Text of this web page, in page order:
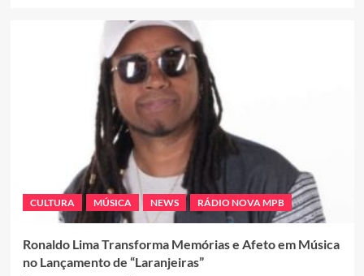
CULTURA MÚSICA NEWS RÁDIO NOVA MPB
Ronaldo Lima Transforma Memórias e Afeto em Música
no Lançamento de “Laranjeiras”